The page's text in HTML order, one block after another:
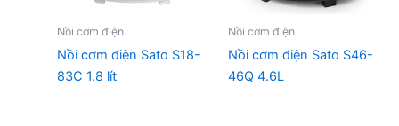
Nồi cơm điện
Nồi cơm điện Sato S18-
83C 1.8 lít
Nồi cơm điện
Nồi cơm điện Sato S46-
46Q 4.6L